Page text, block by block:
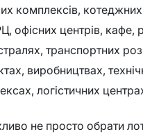
комплексів,
офісних центрів, кафе,
транспортних
виробництвах,
логістичних
не просто обрати